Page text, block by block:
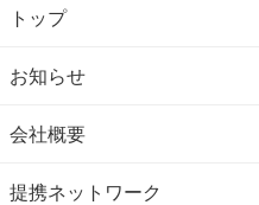
トップ
お知らせ
会社概要
提携ネットワーク